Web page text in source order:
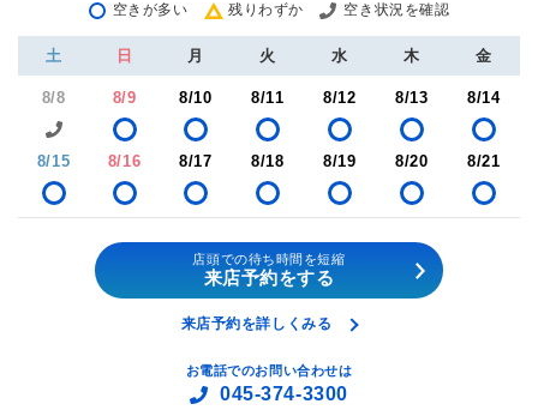
空きが多い 残りわずか 空き状況を確認
土 日 月 火 水 木 金
8/8 8/9 8/10 8/11 8/12 8/13 8/14
8/15 8/16 8/17 8/18 8/19 8/20 8/21
店頭での待ち時間を短縮
来店予約をする
来店予約を詳しくみる
お電話でのお問い合わせは
045-374-3300